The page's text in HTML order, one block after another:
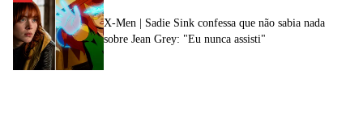
X-Men | Sadie Sink confessa que não sabia nada
sobre Jean Grey: "Eu nunca assisti"